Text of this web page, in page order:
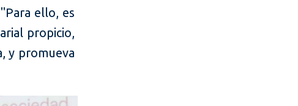
ello, es
propicio,
y promueva